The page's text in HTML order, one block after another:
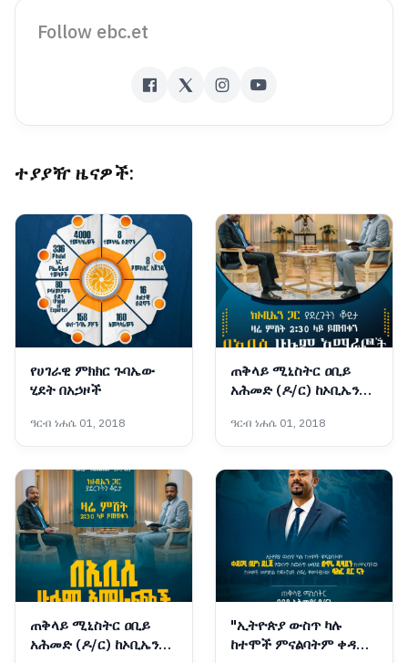
Follow ebc.et
ተያያዥ ዜናዎች:
የሀገራዊ ምክክር ጉባኤው
ሂደት በአኃዞች
ዓርብ ነሐሴ 01, 2018
ጠቅላይ ሚኒስትር ዐቢይ
አሕመድ (ዶ/ር) ከኦቢኤን
ዓርብ ነሐሴ 01, 2018
ጠቅላይ ሚኒስትር ዐቢይ
አሕመድ (ዶ/ር) ከኦቢኤን
"ኢትዮጵያ ውስጥ ካሉ
ከተሞች ምናልባትም ቀዳሚ